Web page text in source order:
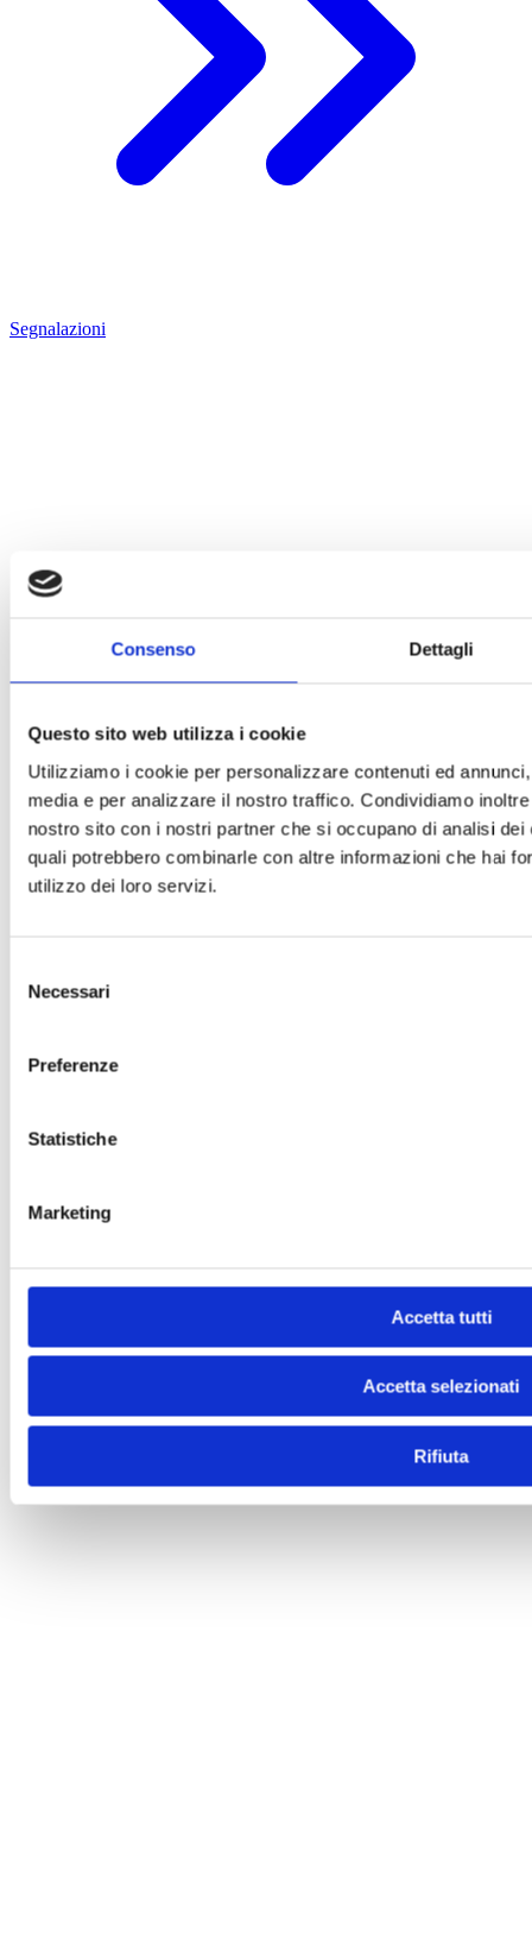
Consenso Dettagli
Questo sito web utilizza i cookie
Utilizziamo i cookie per personalizzare contenuti ed
media e per analizzare il nostro traffico. Condividiamo
nostro sito con i nostri partner che si occupano di analisi
quali potrebbero combinarle con altre informazioni che hai
utilizzo dei loro servizi.
delNecessari
Preferenze
Statistiche
Marketing
Accetta tutti
Accetta selezionati
Rifiuta
Segnalazioni